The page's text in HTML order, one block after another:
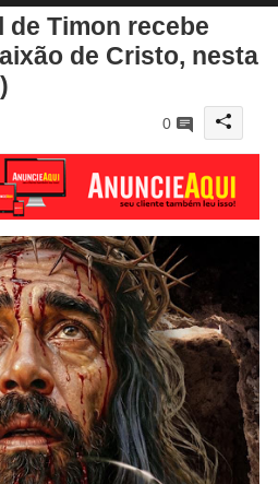
de Timon recebe
de Cristo, nesta
0